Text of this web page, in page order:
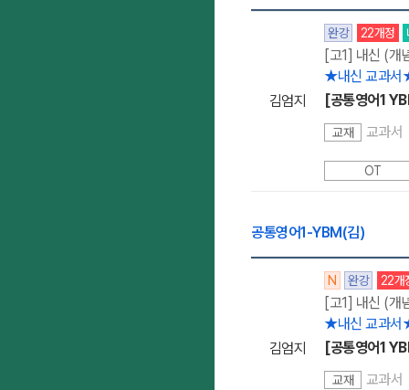
김엄지
완강 22개정
[고1] 내신 (개
★내신 교과
[공통영어1
교재 교과서
OT
공통영어1-YBM(김)
김엄지
N 완강 22개
[고1] 내신 (개
★내신 교과
[공통영어1
교재 교과서